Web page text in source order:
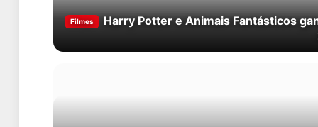
Filmes
Harry Potter e Animais Fantásticos